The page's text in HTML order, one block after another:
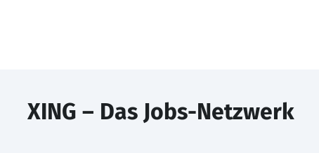
XING – Das Jobs-Netzwerk